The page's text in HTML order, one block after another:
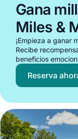
Gana
Miles &
¡Empieza a ganar
Recibe
beneficios
Reserva